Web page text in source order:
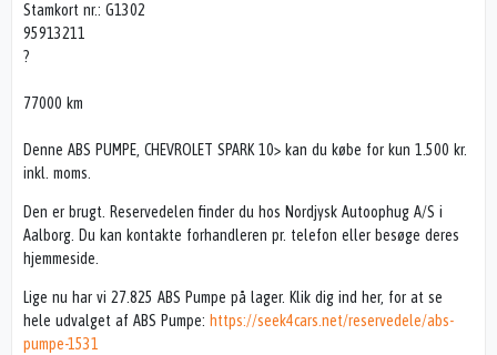
Stamkort nr.: G1302
95913211
?
77000 km
Denne ABS PUMPE, CHEVROLET SPARK 10> kan du købe for kun 1.500 kr.
inkl. moms.
Den er brugt. Reservedelen finder du hos Nordjysk Autoophug A/S i
Aalborg. Du kan kontakte forhandleren pr. telefon eller besøge deres
hjemmeside.
Lige nu har vi 27.825 ABS Pumpe på lager. Klik dig ind her, for at se
hele udvalget af ABS Pumpe: https://seek4cars.net/reservedele/abs-
pumpe-1531